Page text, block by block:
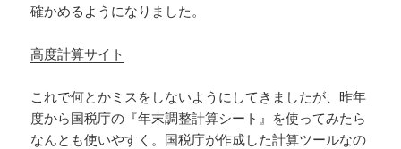
確かめるようになりました。
高度計算サイト
これで何とかミスをしないようにしてきましたが、昨年
度から国税庁の『年末調整計算シート』を使ってみたら
なんとも使いやすく。国税庁が作成した計算ツールなの